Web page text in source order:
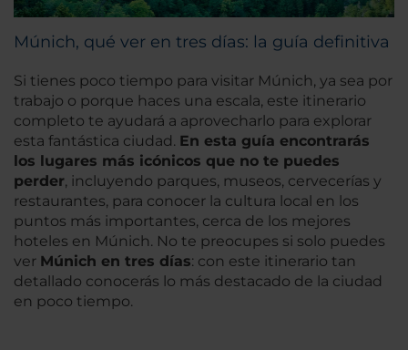
Múnich, qué ver en tres días: la guía definitiva
Si tienes poco tiempo para visitar Múnich, ya sea por
trabajo o porque haces una escala, este itinerario
completo te ayudará a aprovecharlo para explorar
esta fantástica ciudad. En esta guía encontrarás
los lugares más icónicos que no te puedes
perder, incluyendo parques, museos, cervecerías y
restaurantes, para conocer la cultura local en los
puntos más importantes, cerca de los mejores
hoteles en Múnich. No te preocupes si solo puedes
ver Múnich en tres días: con este itinerario tan
detallado conocerás lo más destacado de la ciudad
en poco tiempo.